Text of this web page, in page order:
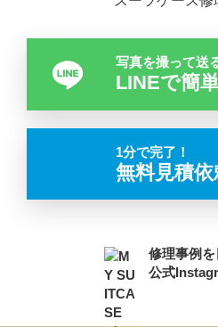
写真を撮って送
LINEで簡
1分で完了！
無料見積依
修理事例を
公式